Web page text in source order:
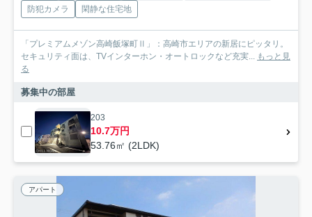
防犯カメラ
閑静な住宅地
「プレミアムメゾン高崎飯塚町Ⅱ」：高崎市エリアの新居にピッタリ。
セキュリティ面は、TVインターホン・オートロックなど充実...
もっと見
る
募集中の部屋
203
10.7万円
53.76㎡ (2LDK)
アパート